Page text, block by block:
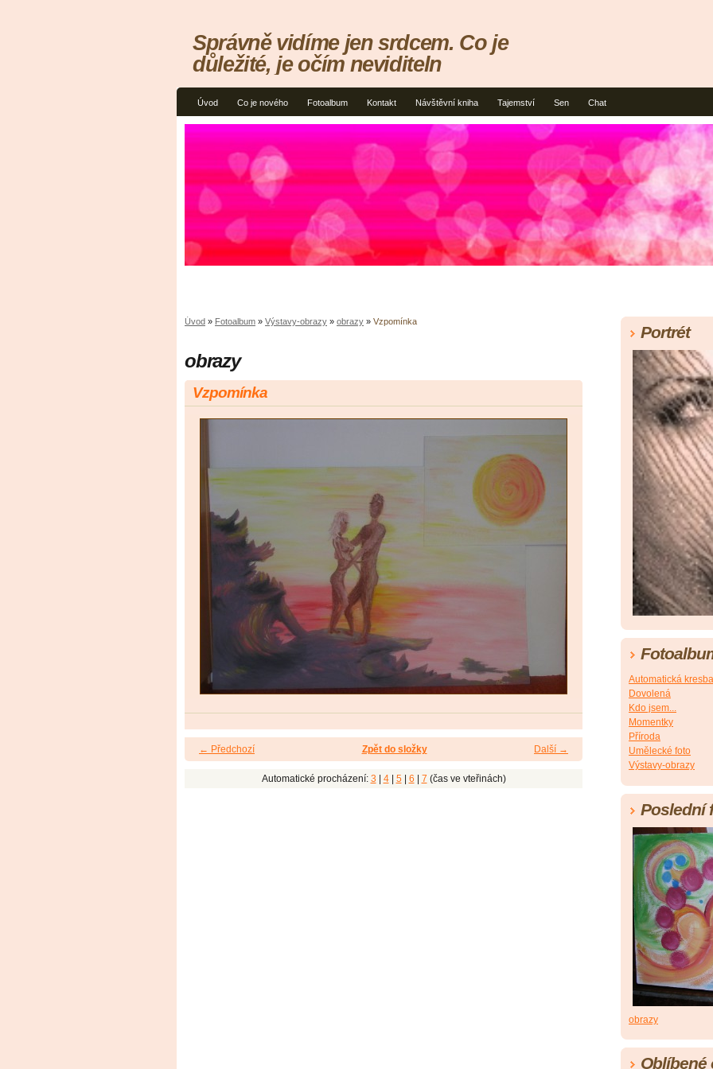
Úvod Co je nového Fotoalbum Kontakt Návštěvní kniha Tajemství Sen Chat
Správně vidíme jen srdcem. Co je
důležité, je očím neviditeln
Úvod » Fotoalbum » Výstavy-obrazy » obrazy » Vzpomínka
obrazy
Vzpomínka
← Předchozí Další →
Zpět do složky
Automatické procházení: 3 4| 5| 6 7 (čas ve vteřinách)
Portrét
Automatická kresba
Dovolená
Kdo jsem...
Momentky
Příroda
Umělecké foto
Výstavy-obrazy
Poslední
obrazy
Oblíbené